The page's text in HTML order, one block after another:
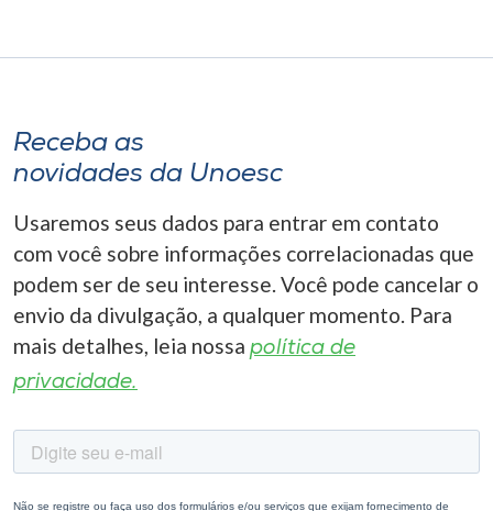
Receba as
novidades da Unoesc
Usaremos seus dados para entrar em contato
com você sobre informações correlacionadas que
podem ser de seu interesse. Você pode cancelar o
envio da divulgação, a qualquer momento. Para
mais detalhes, leia nossa política de
privacidade.